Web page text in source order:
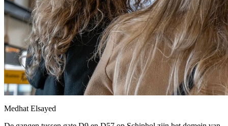
Medhat Elsayed